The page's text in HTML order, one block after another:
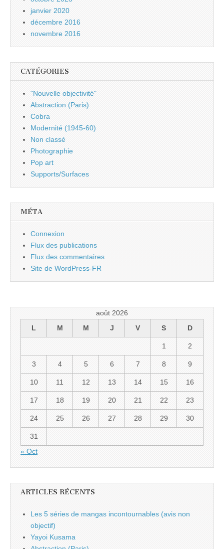
janvier 2020
décembre 2016
novembre 2016
CATÉGORIES
"Nouvelle objectivité"
Abstraction (Paris)
Cobra
Modernité (1945-60)
Non classé
Photographie
Pop art
Supports/Surfaces
MÉTA
Connexion
Flux des publications
Flux des commentaires
Site de WordPress-FR
août 2026
L
M M J V S D
1 2
3 4 5 6 7 8 9
10 11 12 13 14 15 16
17 18 19 20 21 22 23
24 25 26 27 28 29 30
31
« Oct
ARTICLES RÉCENTS
Les 5 séries de mangas incontournables (avis non
objectif)
Yayoi Kusama